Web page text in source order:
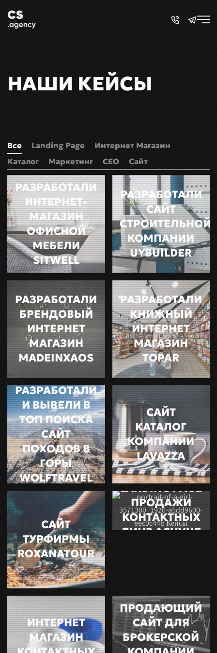
Skip to main content
НАШИ КЕЙСЫ
Все Landing Page
Интернет Магазин
Каталог
Маркетинг СЕО Сайт
РАЗРАБОТАЛИ
ИНТЕРНЕТ-
МАГАЗИН
ОФИСНОЙ
МЕБЕЛИ
SITWELL
РАЗРАБОТАЛИ
САЙТ
СТРОИТЕЛЬНОЙ
КОМПАНИИ
UYBUILDER
РАЗРАБОТАЛИ
БРЕНДОВЫЙ
ИНТЕРНЕТ
МАГАЗИН
MADEINXAOS
РАЗРАБОТАЛИ
КНИЖНЫЙ
ИНТЕРНЕТ
МАГАЗИН
TOPAR
РАЗРАБОТАЛИ
И ВЫВЕЛИ В
ТОП ПОИСКА
САЙТ
ПОХОДОВ В
ГОРЫ
WOLFTRAVEL
САЙТ
КАТАЛОГ
КОМПАНИИ
LAVAZZA
САЙТ
ТУРФИРМЫ
ROXANATOUR
LANDING PAGE
ПРОДАЖИ
КОНТАКТНЫХ
ЛИНЗ ACUVUE
ИНТЕРНЕТ
МАГАЗИН
ПРОДАЮЩИЙ
САЙТ ДЛЯ
БРОКЕРСКОЙ